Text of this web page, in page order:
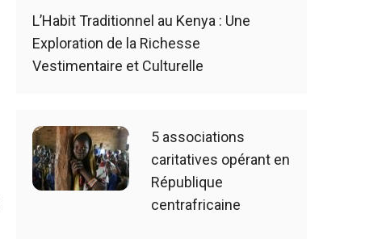
L’Habit Traditionnel au Kenya : Une
Exploration de la Richesse
Vestimentaire et Culturelle
5 associations
caritatives opérant en
République
centrafricaine